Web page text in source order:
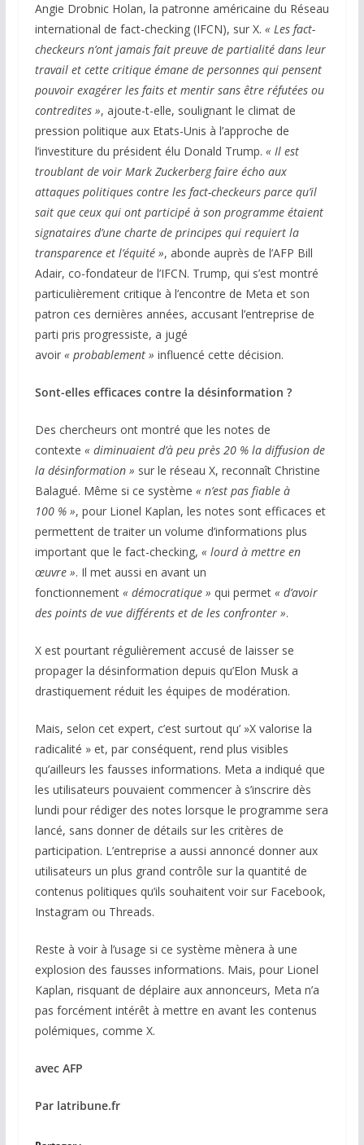
Angie Drobnic Holan, la patronne américaine du Réseau
international de fact-checking (IFCN), sur X. « Les fact-
checkeurs n’ont jamais fait preuve de partialité dans leur
travail et cette critique émane de personnes qui pensent
pouvoir exagérer les faits et mentir sans être réfutées ou
contredites », ajoute-t-elle, soulignant le climat de
pression politique aux Etats-Unis à l’approche de
l’investiture du président élu Donald Trump. « Il est
troublant de voir Mark Zuckerberg faire écho aux
attaques politiques contre les fact-checkeurs parce qu’il
sait que ceux qui ont participé à son programme étaient
signataires d’une charte de principes qui requiert la
transparence et l’équité », abonde auprès de l’AFP Bill
Adair, co-fondateur de l’IFCN. Trump, qui s’est montré
particulièrement critique à l’encontre de Meta et son
patron ces dernières années, accusant l’entreprise de
parti pris progressiste, a jugé
avoir « probablement » influencé cette décision.
Sont-elles efficaces contre la désinformation ?
Des chercheurs ont montré que les notes de
contexte « diminuaient d’à peu près 20 % la diffusion de
la désinformation » sur le réseau X, reconnaît Christine
Balagué. Même si ce système « n’est pas fiable à
100 % », pour Lionel Kaplan, les notes sont efficaces et
permettent de traiter un volume d’informations plus
important que le fact-checking, « lourd à mettre en
œuvre ». Il met aussi en avant un
fonctionnement « démocratique » qui permet « d’avoir
des points de vue différents et de les confronter ».
X est pourtant régulièrement accusé de laisser se
propager la désinformation depuis qu’Elon Musk a
drastiquement réduit les équipes de modération.
Mais, selon cet expert, c’est surtout qu’ »X valorise la
radicalité » et, par conséquent, rend plus visibles
qu’ailleurs les fausses informations. Meta a indiqué que
les utilisateurs pouvaient commencer à s’inscrire dès
lundi pour rédiger des notes lorsque le programme sera
lancé, sans donner de détails sur les critères de
participation. L’entreprise a aussi annoncé donner aux
utilisateurs un plus grand contrôle sur la quantité de
contenus politiques qu’ils souhaitent voir sur Facebook,
Instagram ou Threads.
Reste à voir à l’usage si ce système mènera à une
explosion des fausses informations. Mais, pour Lionel
Kaplan, risquant de déplaire aux annonceurs, Meta n’a
pas forcément intérêt à mettre en avant les contenus
polémiques, comme X.
avec AFP
Par latribune.fr